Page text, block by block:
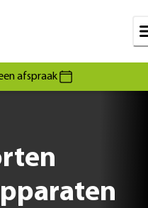
afspraak